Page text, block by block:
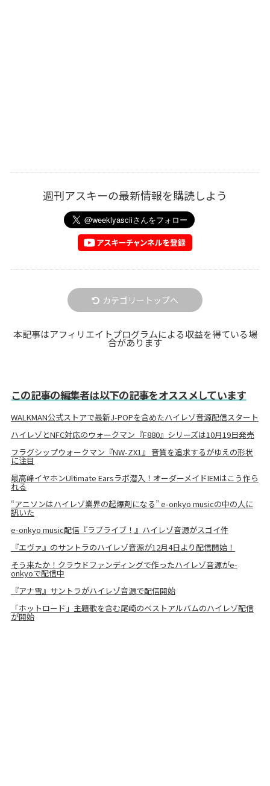
週刊アスキーの最新情報を購読しよう
カテゴリートップへ
本記事はアフィリエイトプログラムによる収益を得ている場
合があります
この記事の編集者は以下の記事をオススメしています
WALKMAN公式ストアで最新J-POPを含めたハイレゾ音源配信スタート
ハイレゾとNFC対応のウォークマン『F880』シリーズは10月19日発売
フラグシップウォークマン『NW-ZX1』 音質を追求するがゆえの形状
に注目
最高峰イヤホンUltimate Earsラボ潜入！オーダーメイドIEMはこう作ら
れる
“アニソンはハイレゾ業界の起爆剤になる” e-onkyo musicの中の人に
訊いた
e-onkyo music配信『ラブライブ！』ハイレゾ音源がスゴイ件
『エヴァ』のサントラのハイレゾ音源が12月4日より配信開始！
そう来たか！クラウドファンディングで作ったハイレゾ音源がe-
onkyoで配信中
『アナ雪』サントラがハイレゾ音源で配信開始
「ホットロード」主題歌を含む尾崎のベストアルバムのハイレゾ配信
が開始